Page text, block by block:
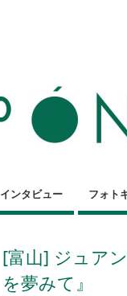
インタビュー フォト
[富山] ジュア
を夢みて』